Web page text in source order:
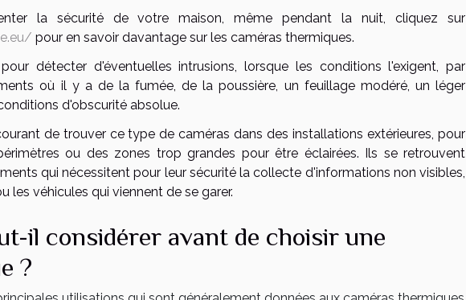
la sécurité de votre maison, même pendant la nuit, cliquez sur
pour en savoir davantage sur les caméras thermiques.
détecter d'éventuelles intrusions, lorsque les conditions l'exigent, par
où il y a de la fumée, de la poussière, un feuillage modéré, un léger
d'obscurité absolue.
de trouver ce type de caméras dans des installations extérieures, pour
ou des zones trop grandes pour être éclairées. Ils se retrouvent
qui nécessitent pour leur sécurité la collecte d'informations non visibles,
les véhicules qui viennent de se garer.
il considérer avant de choisir une
?